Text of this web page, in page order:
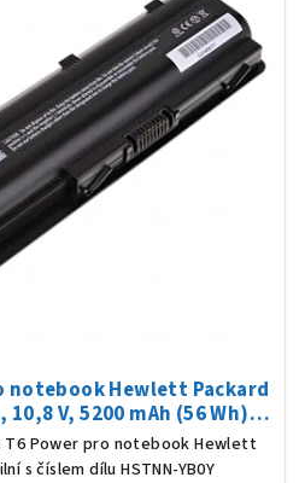
notebook Hewlett Packard
10,8 V, 5200 mAh (56 Wh),
černáPower pro notebook Hewlett
s číslem dílu HSTNN-YB0Y